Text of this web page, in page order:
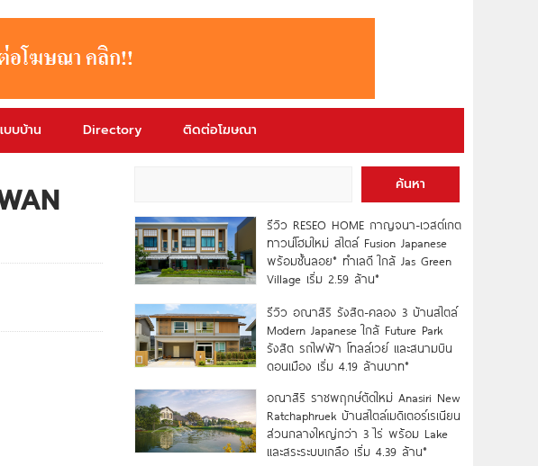
บบบ้าน Directory ติดต่อโฆษณา
ค้นหา
รีวิว RESEO HOME กาญจนา-เวสต์เกต
ทาวน์โฮมใหม่ สไตล์ Fusion Japanese
พร้อมชั้นลอย* ทำเลดี ใกล้ Jas Green
Village เริ่ม 2.59 ล้าน*
รีวิว อณาสิริ รังสิต-คลอง 3 บ้านสไตล์
Modern Japanese ใกล้ Future Park
รังสิต รถไฟฟ้า โทลล์เวย์ และสนามบิน
ดอนเมือง เริ่ม 4.19 ล้านบาท*
อณาสิริ ราชพฤกษ์ตัดใหม่ Anasiri New
Ratchaphruek บ้านสไตล์เมดิเตอร์เรเนียน
ส่วนกลางใหญ่กว่า 3 ไร่ พร้อม Lake
และสระระบบเกลือ เริ่ม 4.39 ล้าน*